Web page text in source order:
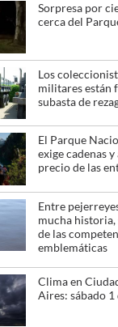
Sorpresa por
cerca del
Los
militares están
subasta de
El Parque
exige cadenas
precio de las
Entre
mucha
de las
emblemáticas
Clima en
Aires: sábado 1